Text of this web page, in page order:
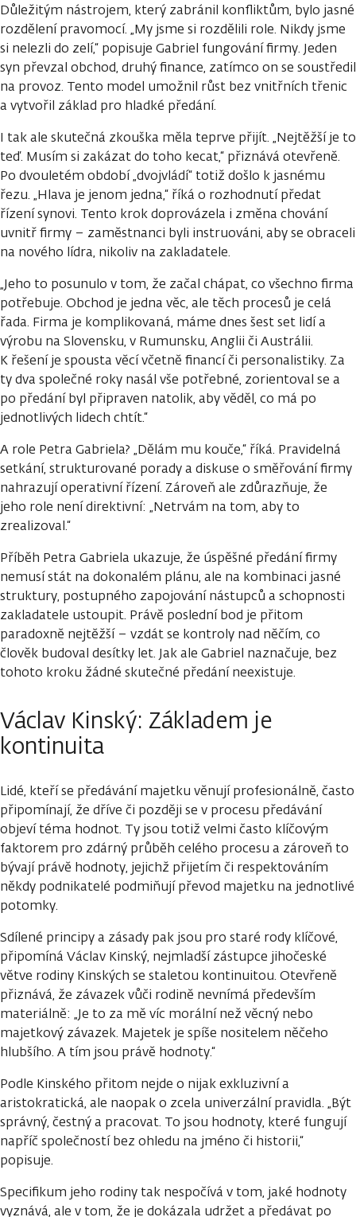
Důležitým nástrojem, který zabránil konfliktům, bylo jasné
rozdělení pravomocí. „My jsme si rozdělili role. Nikdy jsme
si nelezli do zelí,“ popisuje Gabriel fungování firmy. Jeden
syn převzal obchod, druhý finance, zatímco on se soustředil
na provoz. Tento model umožnil růst bez vnitřních třenic
a vytvořil základ pro hladké předání.
I tak ale skutečná zkouška měla teprve přijít. „Nejtěžší je to
teď. Musím si zakázat do toho kecat,“ přiznává otevřeně.
Po dvouletém období „dvojvládí“ totiž došlo k jasnému
řezu. „Hlava je jenom jedna,“ říká o rozhodnutí předat
řízení synovi. Tento krok doprovázela i změna chování
uvnitř firmy – zaměstnanci byli instruováni, aby se obraceli
na nového lídra, nikoliv na zakladatele.
„Jeho to posunulo v tom, že začal chápat, co všechno firma
potřebuje. Obchod je jedna věc, ale těch procesů je celá
řada. Firma je komplikovaná, máme dnes šest set lidí a
výrobu na Slovensku, v Rumunsku, Anglii či Austrálii.
K řešení je spousta věcí včetně financí či personalistiky. Za
ty dva společné roky nasál vše potřebné, zorientoval se a
po předání byl připraven natolik, aby věděl, co má po
jednotlivých lidech chtít.“
A role Petra Gabriela? „Dělám mu kouče,“ říká. Pravidelná
setkání, strukturované porady a diskuse o směřování firmy
nahrazují operativní řízení. Zároveň ale zdůrazňuje, že
jeho role není direktivní: „Netrvám na tom, aby to
zrealizoval.“
Příběh Petra Gabriela ukazuje, že úspěšné předání firmy
nemusí stát na dokonalém plánu, ale na kombinaci jasné
struktury, postupného zapojování nástupců a schopnosti
zakladatele ustoupit. Právě poslední bod je přitom
paradoxně nejtěžší – vzdát se kontroly nad něčím, co
člověk budoval desítky let. Jak ale Gabriel naznačuje, bez
tohoto kroku žádné skutečné předání neexistuje.
Václav Kinský: Základem je
kontinuita
Lidé, kteří se předávání majetku věnují profesionálně, často
připomínají, že dříve či později se v procesu předávání
objeví téma hodnot. Ty jsou totiž velmi často klíčovým
faktorem pro zdárný průběh celého procesu a zároveň to
bývají právě hodnoty, jejichž přijetím či respektováním
někdy podnikatelé podmiňují převod majetku na jednotlivé
potomky.
Sdílené principy a zásady pak jsou pro staré rody klíčové,
připomíná Václav Kinský, nejmladší zástupce jihočeské
větve rodiny Kinských se staletou kontinuitou. Otevřeně
přiznává, že závazek vůči rodině nevnímá především
materiálně: „Je to za mě víc morální než věcný nebo
majetkový závazek. Majetek je spíše nositelem něčeho
hlubšího. A tím jsou právě hodnoty.“
Podle Kinského přitom nejde o nijak exkluzivní a
aristokratická, ale naopak o zcela univerzální pravidla. „Být
správný, čestný a pracovat. To jsou hodnoty, které fungují
napříč společností bez ohledu na jméno či historii,“
popisuje.
Specifikum jeho rodiny tak nespočívá v tom, jaké hodnoty
vyznává, ale v tom, že je dokázala udržet a předávat po